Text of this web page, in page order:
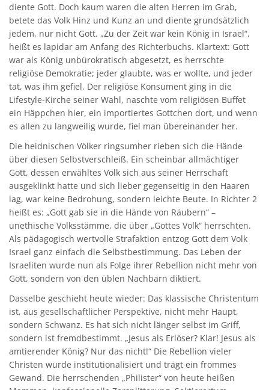
diente Gott. Doch kaum waren die alten Herren im Grab,
betete das Volk Hinz und Kunz an und diente grundsätzlich
jedem, nur nicht Gott. „Zu der Zeit war kein König in Israel“,
heißt es lapidar am Anfang des Richterbuchs. Klartext: Gott
war als König unbürokratisch abgesetzt, es herrschte
religiöse Demokratie; jeder glaubte, was er wollte, und jeder
tat, was ihm gefiel. Der religiöse Konsument ging in die
Lifestyle-Kirche seiner Wahl, naschte vom religiösen Buffet
ein Häppchen hier, ein importiertes Gottchen dort, und wenn
es allen zu langweilig wurde, fiel man übereinander her.
Die heidnischen Völker ringsumher rieben sich die Hände
über diesen Selbstverschleiß. Ein scheinbar allmächtiger
Gott, dessen erwähltes Volk sich aus seiner Herrschaft
ausgeklinkt hatte und sich lieber gegenseitig in den Haaren
lag, war keine Bedrohung, sondern leichte Beute. In Richter 2
heißt es: „Gott gab sie in die Hände von Räubern“ –
unethische Volksstämme, die über „Gottes Volk“ herrschten.
Als pädagogisch wertvolle Strafaktion entzog Gott dem Volk
Israel ganz einfach die Selbstbestimmung. Das Leben der
Israeliten wurde nun als Folge ihrer Rebellion nicht mehr von
Gott, sondern von den üblen Nachbarn diktiert.
Dasselbe geschieht heute wieder: Das klassische Christentum
ist, aus gesellschaftlicher Perspektive, nicht mehr Haupt,
sondern Schwanz. Es hat sich nicht länger selbst im Griff,
sondern ist fremdbestimmt. „Jesus als Erlöser? Klar! Jesus als
amtierender König? Nur das nicht!“ Die Rebellion vieler
Christen wurde institutionalisiert und trägt ein frommes
Gewand. Die herrschenden „Philister“ von heute heißen